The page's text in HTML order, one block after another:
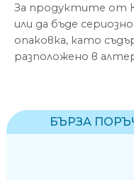
За продуктите от
или да бъде
опаковка, като
разположено в
БЪРЗА